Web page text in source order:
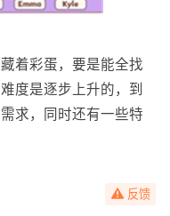
着彩蛋，要是能全找
度是逐步上升的，到
求，同时还有一些特
反馈